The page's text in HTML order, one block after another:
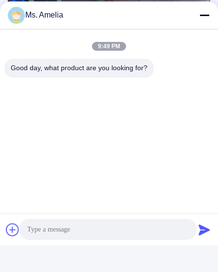
- Όχι, όχι, όχι.122, οδός Xizhang, πόλη Wuxi, επαρχία
Jiangsu, 214413, Κίνα
Ms. Amelia
9:49 PM
Good day, what product are you looking for?